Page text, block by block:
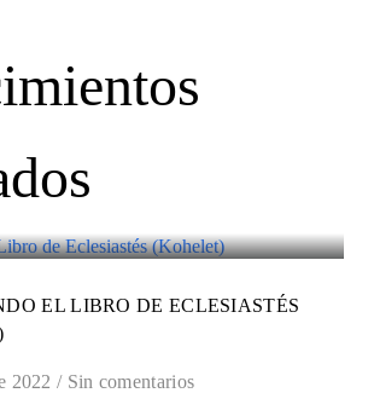
EL LIBRO DE ECLESIASTÉS
2022 / Sin comentarios